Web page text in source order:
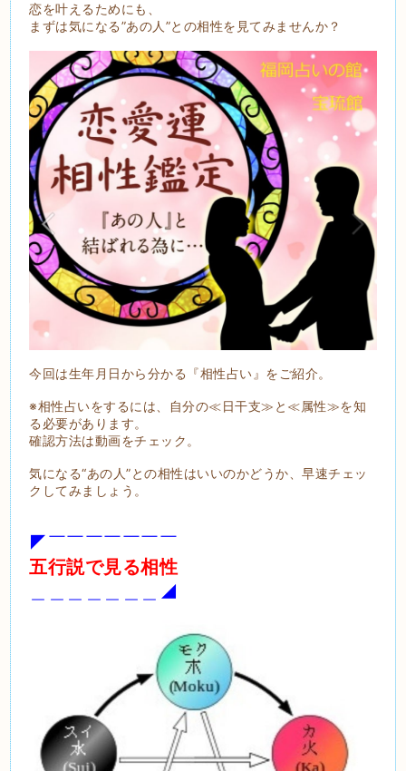
恋を叶えるためにも、
まずは気になる”あの人”との相性を見てみませんか？
今回は生年月日から分かる『相性占い』をご紹介。
※相性占いをするには、自分の≪日干支≫と≪属性≫を知
る必要があります。
確認方法は動画をチェック。
気になる“あの人”との相性はいいのかどうか、早速チェッ
クしてみましょう。
◤￣￣￣￣￣￣￣
五行説で見る相性
＿＿＿＿＿＿＿◢